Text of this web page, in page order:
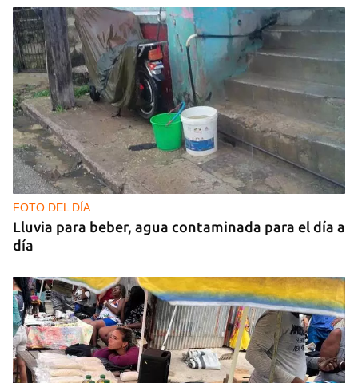
FOTO DEL DÍA
Lluvia para beber, agua contaminada para el día a
día